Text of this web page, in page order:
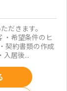
だきます。
・希望条件のヒ
契約書類の作成
入居後...